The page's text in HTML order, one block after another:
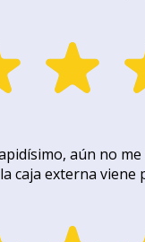
aún no
caja externa viene